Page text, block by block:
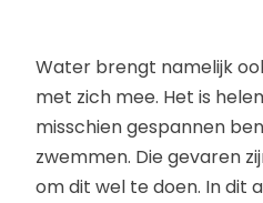
Water brengt namelijk
met zich mee. Het is
misschien gespannen
zwemmen. Die gevaren
om dit wel te doen. In dit